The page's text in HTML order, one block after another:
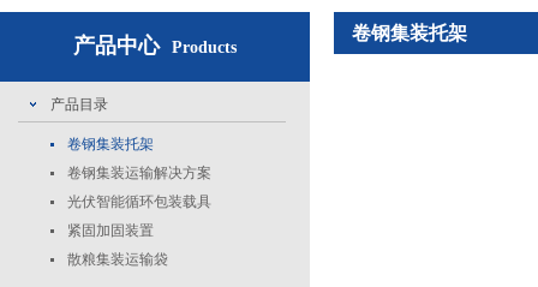
产品中心 Products
产品目录
卷钢集装托架
卷钢集装运输解决方案
光伏智能循环包装载具
紧固加固装置
散粮集装运输袋
卷钢集装托架